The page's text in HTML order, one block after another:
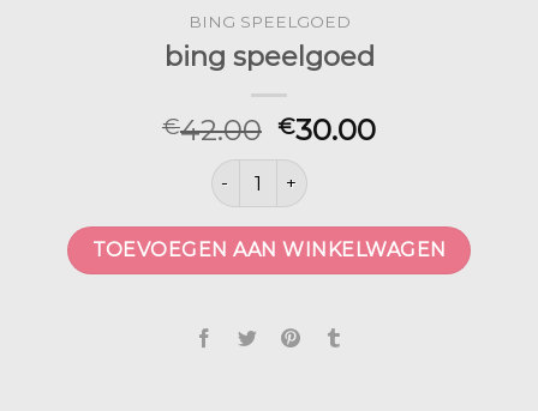
BING SPEELGOED
bing speelgoed
€42.00 €30.00
bing speelgoed aantal
TOEVOEGEN AAN WINKELWAGEN